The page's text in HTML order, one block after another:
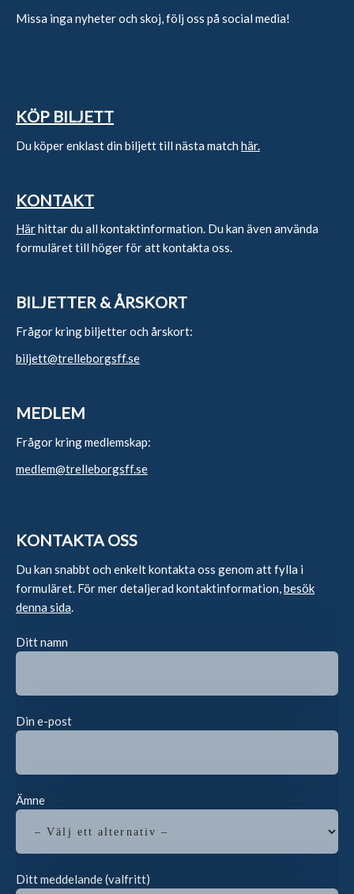
Missa inga nyheter och skoj, följ oss på social media!
KÖP BILJETT
Du köper enklast din biljett till nästa match här.
KONTAKT
Härhittar du all kontaktinformation. Du kan även använda
formuläret till höger för att kontakta oss.
BILJETTER & ÅRSKORT
Frågor kring biljetter och årskort:
biljett@trelleborgsff.se
MEDLEM
Frågor kring medlemskap:
medlem@trelleborgsff.se
KONTAKTA OSS
Du kan snabbt och enkelt kontakta oss genom att fylla i
formuläret. För mer detaljerad kontaktinformation, besök
denna sida
Ditt namn
Din e-post
Ämne
Ditt meddelande (valfritt)